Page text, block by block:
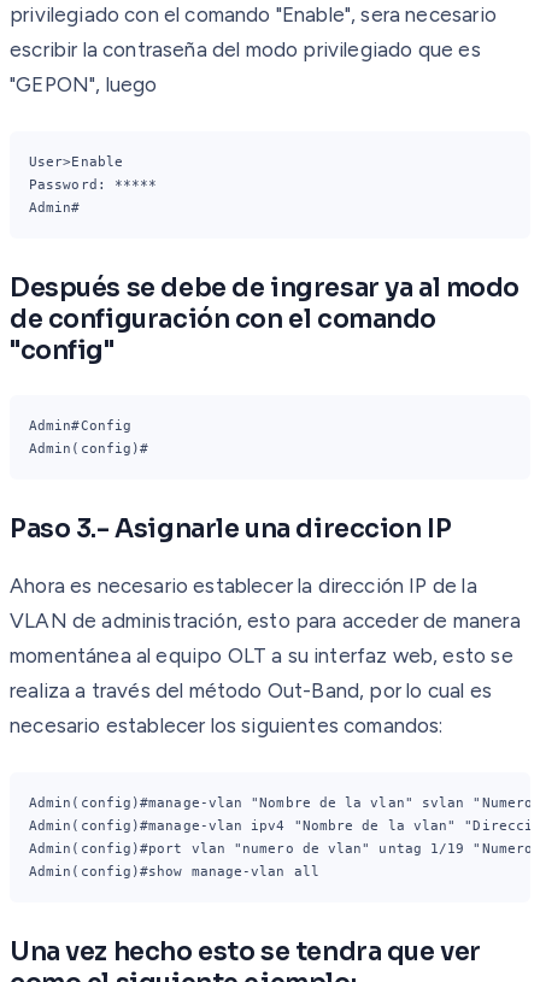
privilegiado con el comando "Enable", sera necesario
escribir la contraseña del modo privilegiado que es
"GEPON", luego
User>Enable
Password: *****
Admin#
Después se debe de ingresar ya al modo
de configuración con el comando
"config"
Admin#Config
Admin(config)#
Paso 3.- Asignarle una direccion IP
Ahora es necesario establecer la dirección IP de la
VLAN de administración, esto para acceder de manera
momentánea al equipo OLT a su interfaz web, esto se
realiza a través del método Out-Band, por lo cual es
necesario establecer los siguientes comandos:
Admin(config)#manage-vlan "Nombre de la vlan" svlan
Admin(config)#manage-vlan ipv4 "Nombre de la vlan"
Admin(config)#port vlan "numero de vlan" untag 1/19
Admin(config)#show manage-vlan all
Una vez hecho esto se tendra que ver